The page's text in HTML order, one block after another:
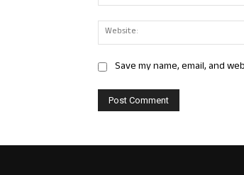
Save my name, email, and